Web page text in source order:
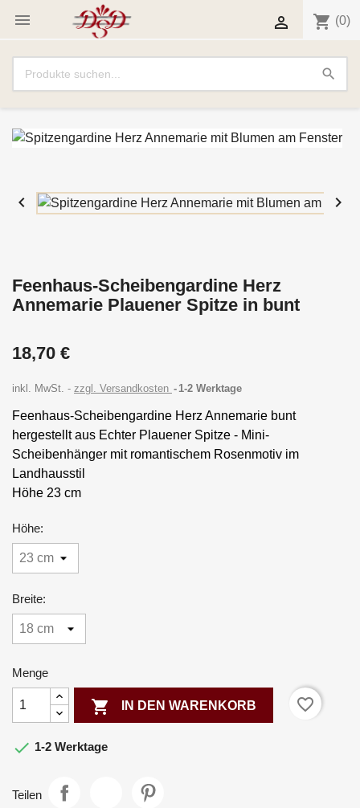
 shopping_cart (0)

search
 
Feenhaus-Scheibengardine Herz
Annemarie Plauener Spitze in bunt
18,70 €
inkl. MwSt. zzgl. Versandkosten 1-2 Werktage
Feenhaus-Scheibengardine Herz Annemarie bunt
hergestellt aus Echter Plauener Spitze - Mini-
Scheibenhänger mit romantischem Rosenmotiv im
Landhausstil
Höhe 23 cm
Höhe:
Breite:
Menge
 IN DEN WARENKORB favorite_border
 1-2 Werktage
Teilen